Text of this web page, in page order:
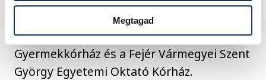
Megtagad
5200 komment érkezett. A nyertesek:
Peter Cerny Alapítvány, Bethesda
Gyermekkórház és a Fejér Vármegyei Szent
György Egyetemi Oktató Kórház.